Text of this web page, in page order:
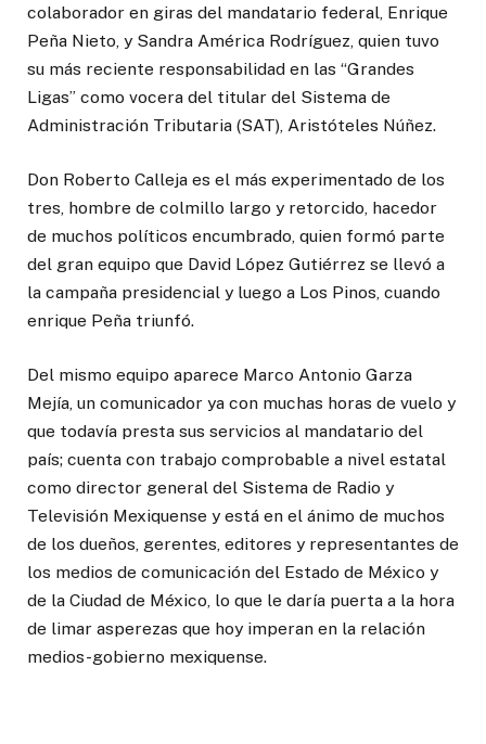
colaborador en giras del mandatario federal, Enrique
Peña Nieto, y Sandra América Rodríguez, quien tuvo
su más reciente responsabilidad en las “Grandes
Ligas” como vocera del titular del Sistema de
Administración Tributaria (SAT), Aristóteles Núñez.
Don Roberto Calleja es el más experimentado de los
tres, hombre de colmillo largo y retorcido, hacedor
de muchos políticos encumbrado, quien formó parte
del gran equipo que David López Gutiérrez se llevó a
la campaña presidencial y luego a Los Pinos, cuando
enrique Peña triunfó.
Del mismo equipo aparece Marco Antonio Garza
Mejía, un comunicador ya con muchas horas de vuelo y
que todavía presta sus servicios al mandatario del
país; cuenta con trabajo comprobable a nivel estatal
como director general del Sistema de Radio y
Televisión Mexiquense y está en el ánimo de muchos
de los dueños, gerentes, editores y representantes de
los medios de comunicación del Estado de México y
de la Ciudad de México, lo que le daría puerta a la hora
de limar asperezas que hoy imperan en la relación
medios-gobierno mexiquense.